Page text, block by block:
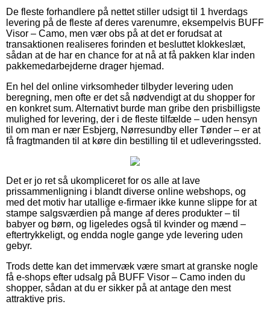
De fleste forhandlere på nettet stiller udsigt til 1 hverdags
levering på de fleste af deres varenumre, eksempelvis BUFF
Visor – Camo, men vær obs på at det er forudsat at
transaktionen realiseres forinden et besluttet klokkeslæt,
sådan at de har en chance for at nå at få pakken klar inden
pakkemedarbejderne drager hjemad.
En hel del online virksomheder tilbyder levering uden
beregning, men ofte er det så nødvendigt at du shopper for
en konkret sum. Alternativt burde man gribe den prisbilligste
mulighed for levering, der i de fleste tilfælde – uden hensyn
til om man er nær Esbjerg, Nørresundby eller Tønder – er at
få fragtmanden til at køre din bestilling til et udleveringssted.
Det er jo ret så ukompliceret for os alle at lave
prissammenligning i blandt diverse online webshops, og
med det motiv har utallige e-firmaer ikke kunne slippe for at
stampe salgsværdien på mange af deres produkter – til
babyer og børn, og ligeledes også til kvinder og mænd –
eftertrykkeligt, og endda nogle gange yde levering uden
gebyr.
Trods dette kan det immervæk være smart at granske nogle
få e-shops efter udsalg på BUFF Visor – Camo inden du
shopper, sådan at du er sikker på at antage den mest
attraktive pris.